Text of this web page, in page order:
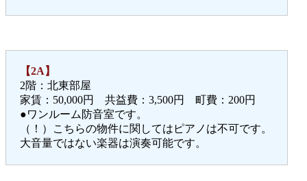
【2A】
2階：北東部屋
家賃：50,000円 共益費：3,500円 町費：200円
●ワンルーム防音室です。
（！）こちらの物件に関してはピアノは不可です。
大音量ではない楽器は演奏可能です。